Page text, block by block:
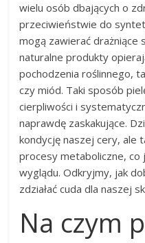
wielu osób dbających o
przeciwieństwie do
mogą zawierać drażniące
naturalne produkty
pochodzenia roślinnego,
czy miód. Taki sposób
cierpliwości i
naprawdę zaskakujące.
kondycję naszej cery, ale
procesy metaboliczne,
wyglądu. Odkryjmy, jak
zdziałać cuda dla naszej
Na czym